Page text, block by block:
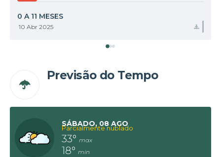
0 A 11 MESES
10 Abr 2025
Previsão do Tempo
SÁBADO 08 AGO
Parcialmente nublado
33°
18°